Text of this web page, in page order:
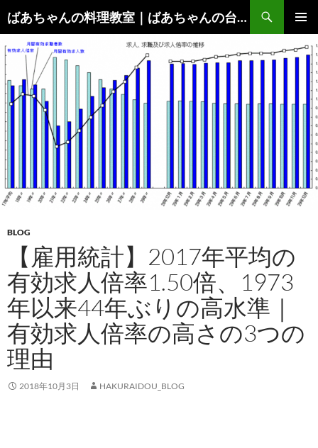
ン
ン
ツ
へ
ス
キ
ッ
プ
ばあちゃんの料理教室｜ばあちゃんの台所から学ぶ、食と健康の知恵
索
ニュー
BLOG
【雇用統計】2017年平均の
有効求人倍率1.50倍、1973
年以来44年ぶりの高水準｜
有効求人倍率の高さの3つの
理由
2018年10月3日 HAKURAIDOU_BLOG